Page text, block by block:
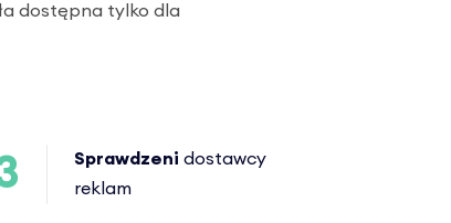
dostępna tylko dla
Sprawdzeni dostawcy
reklam